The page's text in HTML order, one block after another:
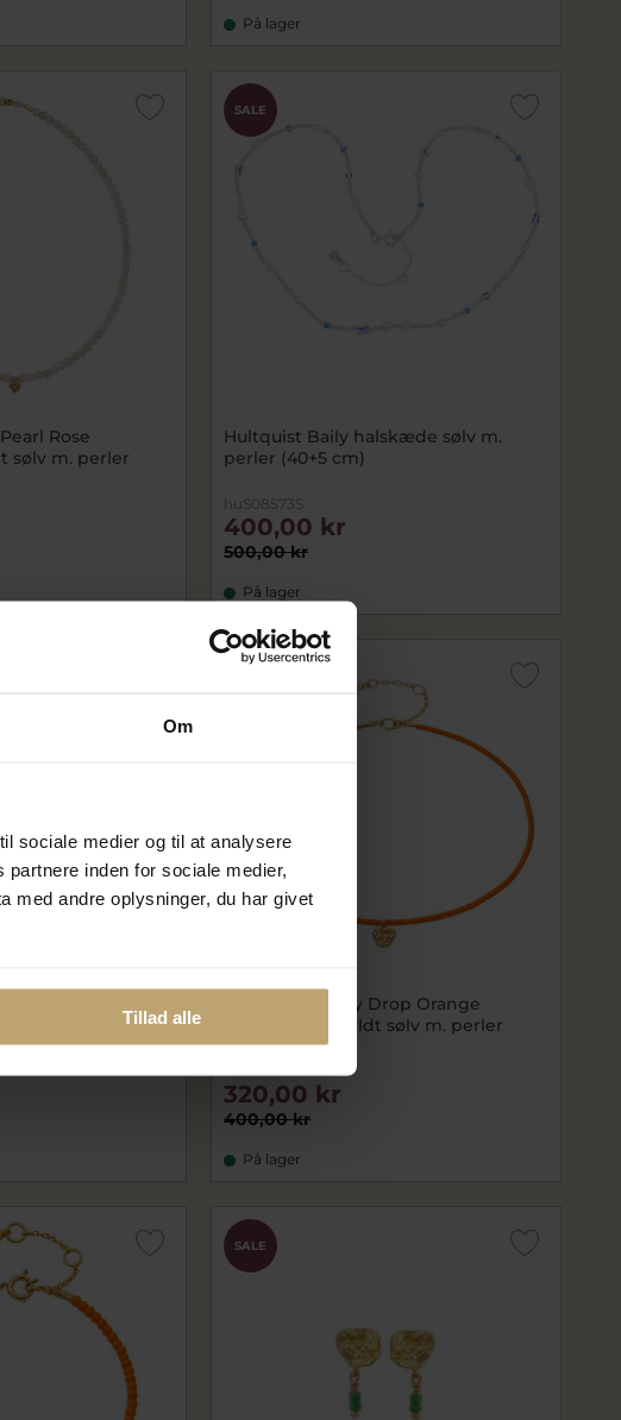
Om
sociale medier og til at analysere
inden for sociale medier,
med andre oplysninger, du har givet
Tillad alle
På lager
Rose
sølv m. perler
SALE
Hultquist Baily halskæde sølv m.
perler (40+5 cm)
huS08573S
500,00 kr
400,00 kr
På lager
sølv m. perler
Nyhed
Hultquist Honey Drop Orange
halskæde forgyldt sølv m. perler
(40+5 cm)
huS08668G-O
400,00 kr
320,00 kr
På lager
SALE